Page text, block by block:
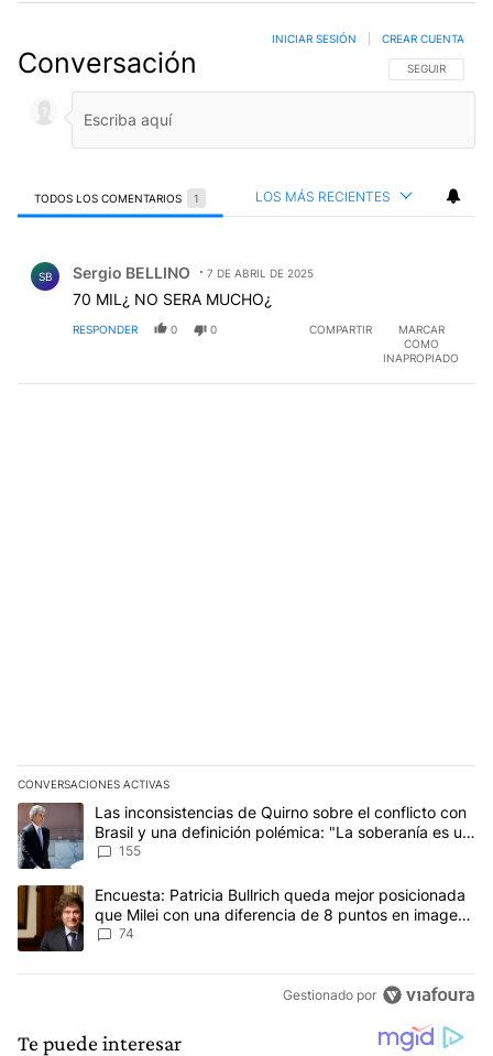
Conversación SIGA ESTA
SEGUIR
INICIAR SESIÓN CREAR CUENTA
TODOS LOS COMENTARIOS 1 LOS MÁS RECIENTES
SB Sergio BELLINO 7 DE ABRIL DE 2025
70 MIL¿ NO SERA MUCHO¿
RESPONDER 0 0 COMPARTIR
MARCAR
COMO
INAPROPIADO
CONVERSACIONES ACTIVAS
Este listado muestra los artículos con más comentarios en los
Un artículo de tendencia con el título "Las inconsistencias de
Las inconsistencias de Quirno sobre el conflicto con
Brasil y una definición polémica: "La soberanía es un
concepto antiguo"
155
Un artículo de tendencia con el título "Encuesta: Patricia
Encuesta: Patricia Bullrich queda mejor posicionada
que Milei con una diferencia de 8 puntos en imagen
negativa
74
Gestionado por